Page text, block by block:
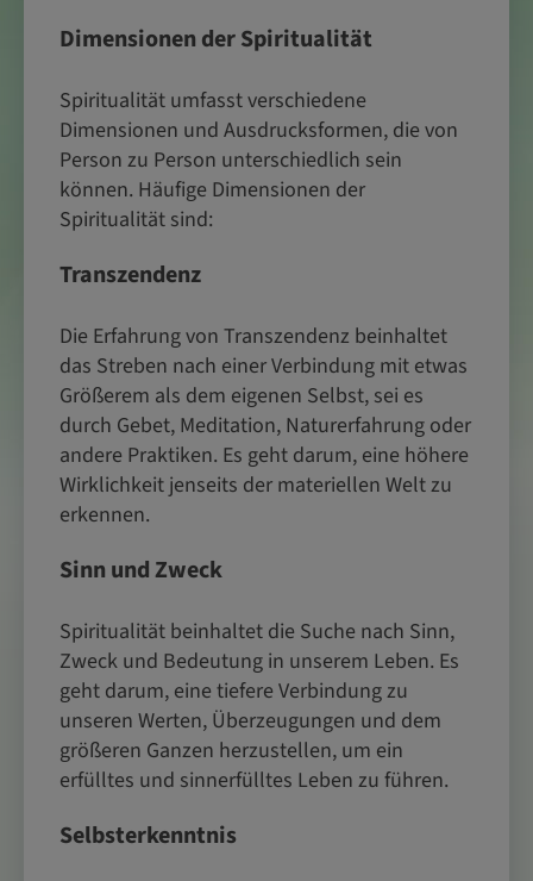
Dimensionen der Spiritualität
Spiritualität umfasst verschiedene
Dimensionen und Ausdrucksformen, die von
Person zu Person unterschiedlich sein
können. Häufige Dimensionen der
Spiritualität sind:
Transzendenz
Die Erfahrung von Transzendenz beinhaltet
das Streben nach einer Verbindung mit etwas
Größerem als dem eigenen Selbst, sei es
durch Gebet, Meditation, Naturerfahrung oder
andere Praktiken. Es geht darum, eine höhere
Wirklichkeit jenseits der materiellen Welt zu
erkennen.
Sinn und Zweck
Spiritualität beinhaltet die Suche nach Sinn,
Zweck und Bedeutung in unserem Leben. Es
geht darum, eine tiefere Verbindung zu
unseren Werten, Überzeugungen und dem
größeren Ganzen herzustellen, um ein
erfülltes und sinnerfülltes Leben zu führen.
Selbsterkenntnis